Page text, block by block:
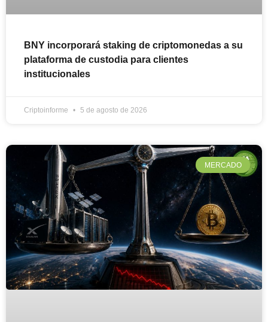
BNY incorporará staking de criptomonedas a su
plataforma de custodia para clientes
institucionales
Criptoinforme 5 de agosto de 2026
MERCADO